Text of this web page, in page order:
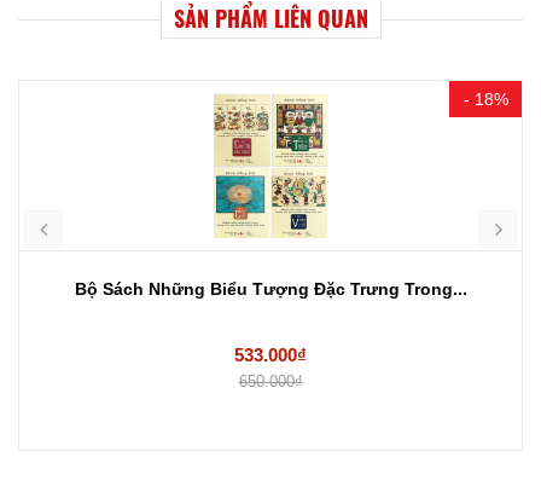
SẢN PHẨM LIÊN QUAN
- 18%
Bộ Sách Những Biểu Tượng Đặc Trưng Trong...
533.000₫
650.000₫